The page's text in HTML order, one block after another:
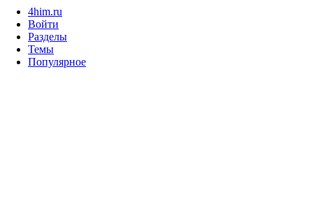
4him.ru
Войти
Разделы
Темы
Популярное